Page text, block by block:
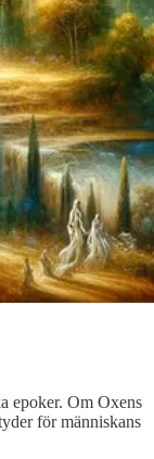
epoker. Om Oxens
för människans